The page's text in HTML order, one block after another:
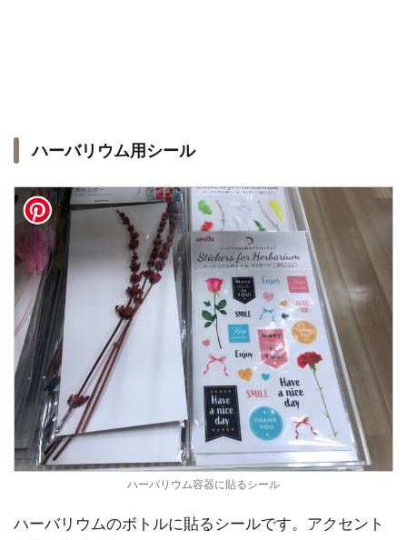
ハーバリウム用シール
ハーバリウム容器に貼るシール
ハーバリウムのボトルに貼るシールです。アクセント